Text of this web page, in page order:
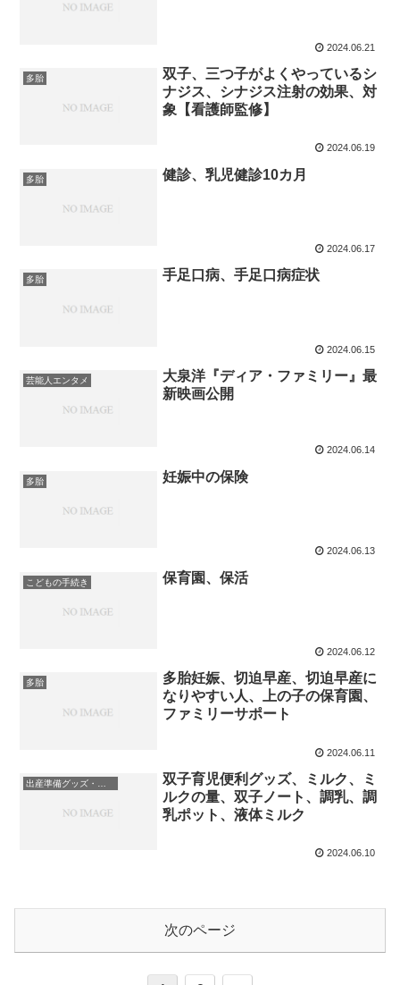
2024.06.21
多胎
双子、三つ子がよくやっているシ
ナジス、シナジス注射の効果、対
象【看護師監修】
2024.06.19
多胎 健診、乳児健診10カ月
2024.06.17
多胎 手足口病、手足口病症状
2024.06.15
芸能人エンタメ
大泉洋『ディア・ファミリー』最
新映画公開
2024.06.14
多胎 妊娠中の保険
2024.06.13
こどもの手続き 保育園、保活
2024.06.12
多胎
多胎妊娠、切迫早産、切迫早産に
なりやすい人、上の子の保育園、
ファミリーサポート
2024.06.11
双子育児便利グッズ、ミルク、ミ
ルクの量、双子ノート、調乳、調
乳ポット、液体ミルク
2024.06.10
次のページ